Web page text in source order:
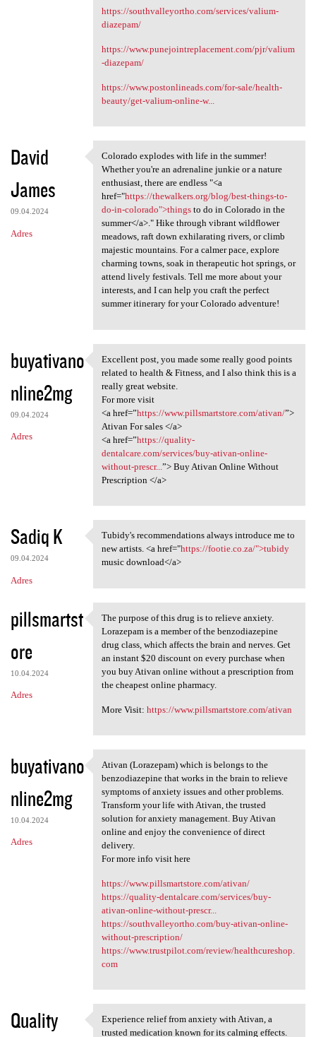
https://southvalleyortho.com/services/valium-
diazepam/
https://www.punejointreplacement.com/pjr/valium
-diazepam/
https://www.postonlineads.com/for-sale/health-
beauty/get-valium-online-w...
David
James
09.04.2024
Adres
Colorado explodes with life
Colorado explodes with life in the summer!
Whether you're an adrenaline junkie or a nature
enthusiast, there are endless "<a
href="https://thewalkers.org/blog/best-things-to-
do-in-colorado">thingsto do in Colorado in the
summer</a>." Hike through vibrant wildflower
meadows, raft down exhilarating rivers, or climb
majestic mountains. For a calmer pace, explore
charming towns, soak in therapeutic hot springs, or
attend lively festivals. Tell me more about your
interests, and I can help you craft the perfect
summer itinerary for your Colorado adventure!
buyativano
nline2mg
09.04.2024
Adres
Excellent post, you made some
Excellent post, you made some really good points
related to health & Fitness, and I also think this is a
really great website.
For more visit
<a href=”https://www.pillsmartstore.com/ativan/”>
Ativan For sales </a>
<a href=”https://quality-
dentalcare.com/services/buy-ativan-online-
without-prescr... ”> Buy Ativan Online Without
Prescription </a>
Sadiq K
09.04.2024
Adres
Tubidy's recommendations
Tubidy's recommendations always introduce me to
new artists. <a href="https://footie.co.za/">tubidy
music download</a>
pillsmartst
ore
10.04.2024
Adres
The purpose of this drug is
The purpose of this drug is to relieve anxiety.
Lorazepam is a member of the benzodiazepine
drug class, which affects the brain and nerves. Get
an instant $20 discount on every purchase when
you buy Ativan online without a prescription from
the cheapest online pharmacy.
More Visit: https://www.pillsmartstore.com/ativan
buyativano
nline2mg
10.04.2024
Adres
Ativan (Lorazepam) which is
Ativan (Lorazepam) which is belongs to the
benzodiazepine that works in the brain to relieve
symptoms of anxiety issues and other problems.
Transform your life with Ativan, the trusted
solution for anxiety management. Buy Ativan
online and enjoy the convenience of direct
delivery.
For more info visit here
https://www.pillsmartstore.com/ativan/
https://quality-dentalcare.com/services/buy-
ativan-online-without-prescr...
https://southvalleyortho.com/buy-ativan-online-
without-prescription/
https://www.trustpilot.com/review/healthcureshop.
com
Quality
Experience relief from
Experience relief from anxiety with Ativan, a
trusted medication known for its calming effects.